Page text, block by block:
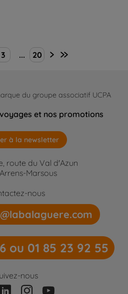
3 ... 20
du groupe associatif UCPA
et nos promotions
à la newsletter
route du Val d'Azun
Marsous
nous
ou 01 85 23 92 55
nous